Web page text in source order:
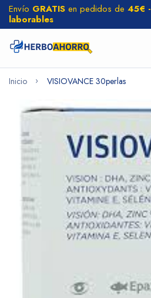
Envío GRATIS en pedidos de 45€ -
laborables
Inicio VISIOVANCE 30perlas